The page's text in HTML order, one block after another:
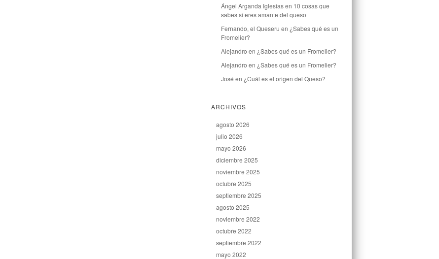
Ángel Arganda Iglesiasen 10 cosas que
sabes si eres amante del queso
Fernando, el Queseru en ¿Sabes qué es un
Fromelier?
Alejandro en ¿Sabes qué es un Fromelier?
Alejandro en ¿Sabes qué es un Fromelier?
José en ¿Cuál es el origen del Queso?
ARCHIVOS
agosto 2026
julio 2026
mayo 2026
diciembre 2025
noviembre 2025
octubre 2025
septiembre 2025
agosto 2025
noviembre 2022
octubre 2022
septiembre 2022
mayo 2022